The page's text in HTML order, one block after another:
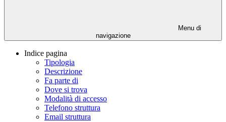
Menu di
navigazione
Indice pagina
Tipologia
Descrizione
Fa parte di
Dove si trova
Modalità di accesso
Telefono struttura
Email struttura